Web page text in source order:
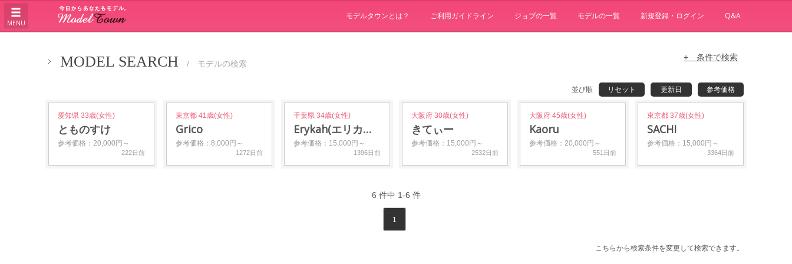
MENU
モデルタウンとは？ ご利用ガイドライン ジョブの一覧 モデルの一覧 新規登録・ログイン Q&A
MODEL SEARCH / モデルの検索
+ 条件で検索
並び順 リセット 更新日 参考価格
愛知県 33歳(女性)
とものすけ
参考価格：20,000円～
222日前
東京都 41歳(女性)
Grico
参考価格：8,000円～
1272日前
千葉県 34歳(女性)
Erykah(エリカ…
参考価格：15,000円～
1396日前
大阪府 30歳(女性)
きてぃー
参考価格：15,000円～
2532日前
大阪府 45歳(女性)
Kaoru
参考価格：20,000円～
551日前
東京都 37歳(女性)
SACHI
参考価格：15,000円～
3364日前
6 件中 1-6 件
1
こちらから検索条件を変更して検索できます。